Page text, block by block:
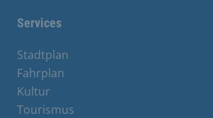
Services
Stadtplan
Fahrplan
Kultur
Tourismus